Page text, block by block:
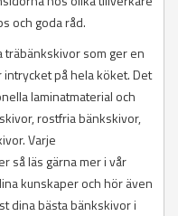
och goda råd.
som ger en
på hela köket. Det
laminatmaterial och
rostfria bänkskivor,
Varje
så läs gärna mer i vår
kunskaper och hör även
dina bästa bänkskivor i